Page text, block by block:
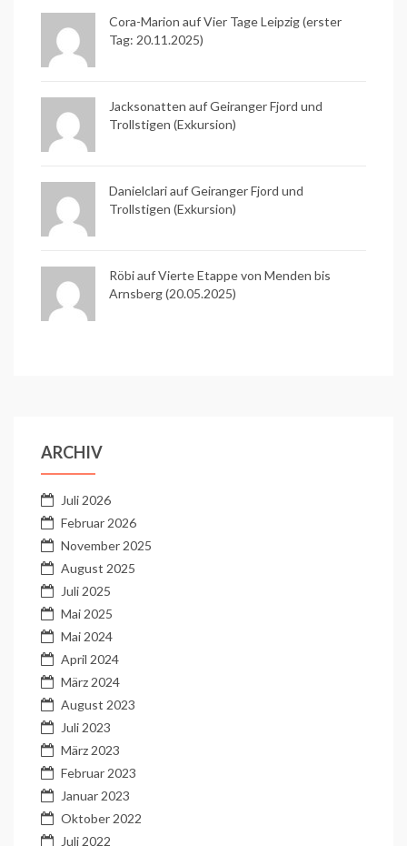
Cora-Marion aufVier Tage Leipzig (erster
Tag: 20.11.2025)
Jacksonatten aufGeiranger Fjord und
Trollstigen (Exkursion)
Danielclari aufGeiranger Fjord und
Trollstigen (Exkursion)
Röbi aufVierte Etappe von Menden bis
Arnsberg (20.05.2025)
ARCHIV
Juli 2026
Februar 2026
November 2025
August 2025
Juli 2025
Mai 2025
Mai 2024
April 2024
März 2024
August 2023
Juli 2023
März 2023
Februar 2023
Januar 2023
Oktober 2022
Juli 2022